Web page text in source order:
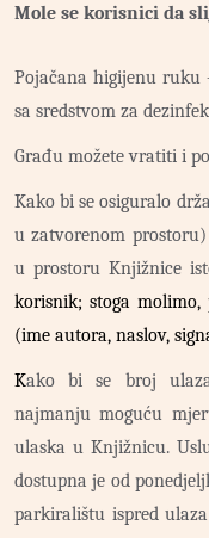
Mole se korisnici da
Pojačana higijenu ruku
sa sredstvom za
Građu možete vratiti i
Kako bi se osiguralo
u zatvorenom
u prostoru Knjižnice
korisnik; stoga
(ime autora, naslov,
Kako bi se broj
najmanju moguću
ulaska u Knjižnicu.
dostupna je od
parkiralištu ispred